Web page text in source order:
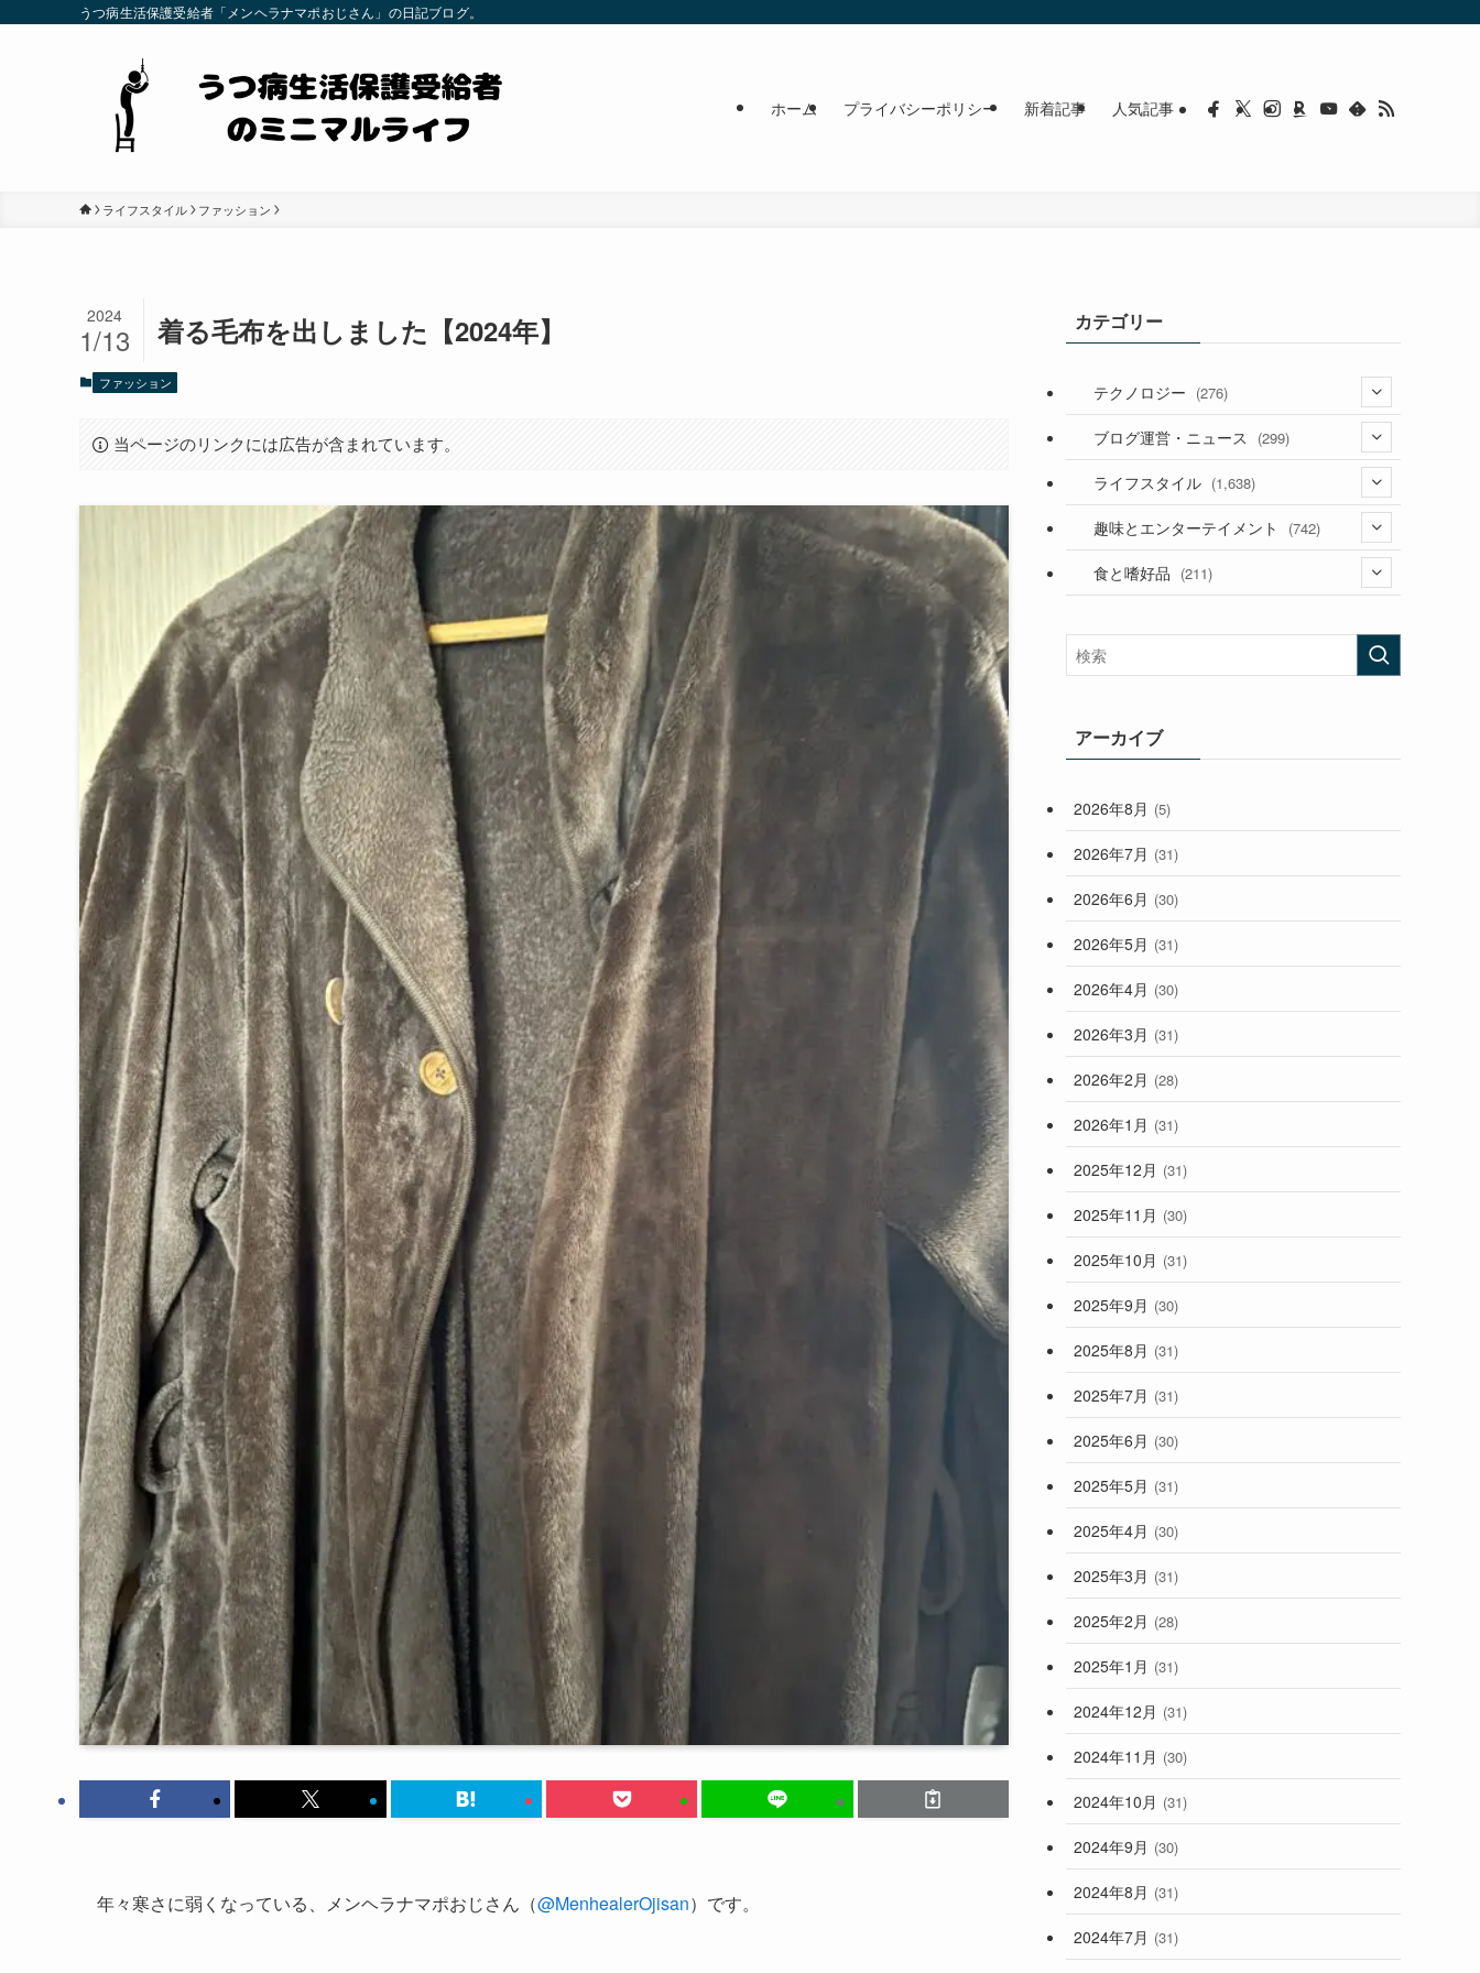
うつ病生活保護受給者「メンヘラナマポおじさん」の日記ブログ。
ホーム プライバシーポリシー 新着記事 人気記事
ライフスタイル ファッション
着る毛布を出しました【2024年】
2024
1/13
ファッション
当ページのリンクには広告が含まれています。
年々寒さに弱くなっている、メンヘラナマポおじさん（@MenhealerOjisan）です。
カテゴリー
テクノロジー (276)
(36)
(187)
(53)
ブログ運営・ニュース (299)
(118)
(181)
ライフスタイル (1,638)
(394)
(282)
(33)
(248)
趣味とエンターテイメント (742)
(56)
(472)
食と嗜好品 (211)
アーカイブ
2026年8月 (5)
2026年7月 (31)
2026年6月 (30)
2026年5月 (31)
2026年4月 (30)
2026年3月 (31)
2026年2月 (28)
2026年1月 (31)
2025年12月 (31)
2025年11月 (30)
2025年10月 (31)
2025年9月 (30)
2025年8月 (31)
2025年7月 (31)
2025年6月 (30)
2025年5月 (31)
2025年4月 (30)
2025年3月 (31)
2025年2月 (28)
2025年1月 (31)
2024年12月 (31)
2024年11月 (30)
2024年10月 (31)
2024年9月 (30)
2024年8月 (31)
2024年7月 (31)